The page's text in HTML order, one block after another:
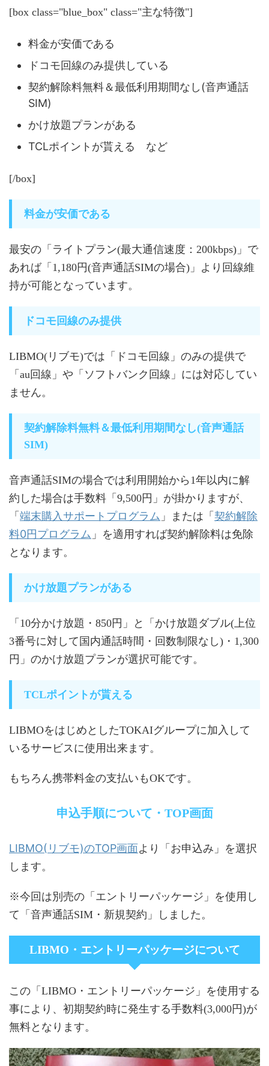
[box class="blue_box" class="主な特徴"]
料金が安価である
ドコモ回線のみ提供している
契約解除料無料＆最低利用期間なし(音声通話
SIM)
かけ放題プランがある
TCLポイントが貰える など
[/box]
料金が安価である
最安の「ライトプラン(最大通信速度：200kbps)」で
あれば「1,180円(音声通話SIMの場合)」より回線維
持が可能となっています。
ドコモ回線のみ提供
LIBMO(リブモ)では「ドコモ回線」のみの提供で
「au回線」や「ソフトバンク回線」には対応してい
ません。
契約解除料無料＆最低利用期間なし(音声通話
SIM)
音声通話SIMの場合では利用開始から1年以内に解
約した場合は手数料「9,500円」が掛かりますが、
「 端末購入サポートプログラム 」または「 契約解除
料0円プログラム 」を適用すれば契約解除料は免除
となります。
かけ放題プランがある
「10分かけ放題・850円」と「かけ放題ダブル(上位
3番号に対して国内通話時間・回数制限なし)・1,300
円」のかけ放題プランが選択可能です。
TCLポイントが貰える
LIBMOをはじめとしたTOKAIグループに加入して
いるサービスに使用出来ます。
もちろん携帯料金の支払いもOKです。
申込手順について・TOP画面
LIBMO(リブモ)のTOP画面より「お申込み」を選択
します。
※今回は別売の「エントリーパッケージ」を使用し
て「音声通話SIM・新規契約」しました。
LIBMO・エントリーパッケージについて
この「LIBMO・エントリーパッケージ」を使用する
事により、初期契約時に発生する手数料(3,000円)が
無料となります。